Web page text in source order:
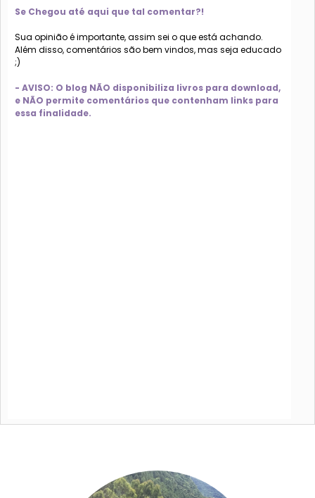
Se Chegou até aqui que tal comentar?!
Sua opinião é importante, assim sei o que está achando.
Além disso, comentários são bem vindos, mas seja educado
;)
- AVISO: O blog NÃO disponibiliza livros para download,
e NÃO permite comentários que contenham links para
essa finalidade.